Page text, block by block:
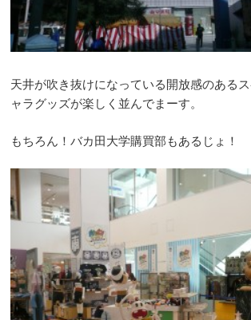
天井が吹き抜けになっている開放感のある
ャラグッズが楽しく並んでまーす。
もちろん！バカ田大学購買部もあるじょ！